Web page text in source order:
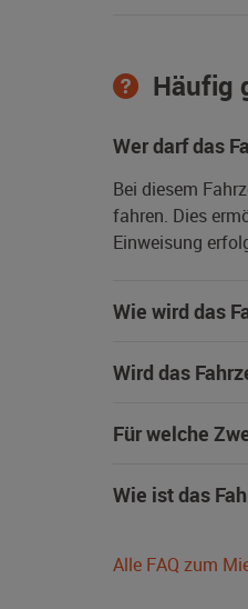
Häufig
Wer darf das
Bei diesem
fahren. Dies
Einweisung
Wie wird das
Wird das
Für welche
Wie ist das
Alle FAQ zum